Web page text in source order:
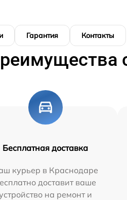
Гарантия Контакты
Бесплатная доставка
курьер в Краснодаре
доставит ваше
на ремонт и